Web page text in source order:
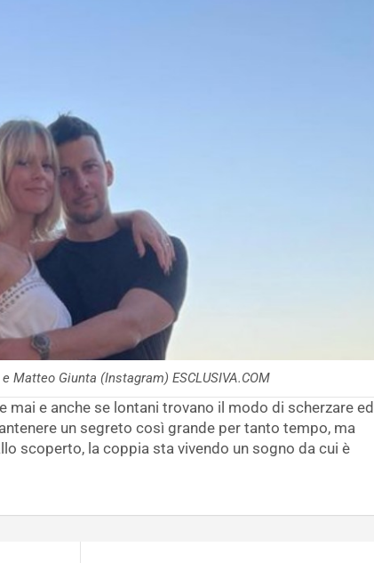
Matteo Giunta (Instagram) ESCLUSIVA.COM
mai e anche se lontani trovano il modo di scherzare ed
un segreto così grande per tanto tempo, ma
scoperto, la coppia sta vivendo un sogno da cui è